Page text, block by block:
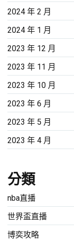
2024 年 2 月
2024 年 1 月
2023 年 12 月
2023 年 11 月
2023 年 10 月
2023 年 6 月
2023 年 5 月
2023 年 4 月
分類
nba直播
世界盃直播
博奕攻略